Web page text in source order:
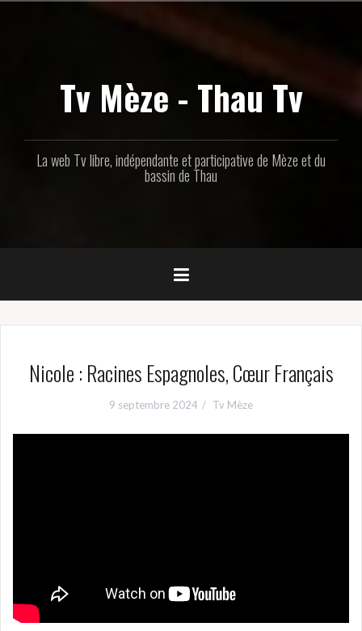
Tv Mèze - Thau Tv
La web Tv libre, indépendante et participative de Mèze et du
bassin de Thau
Nicole : Racines Espagnoles, Cœur Français
9 septembre 2024 Tv Mèze